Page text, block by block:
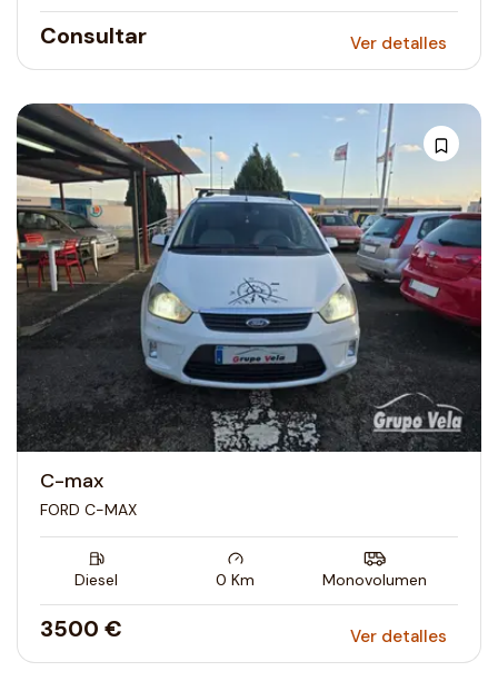
Consultar Ver detalles
C-max
FORD C-MAX
Diesel 0 Km Monovolumen
3500 € Ver detalles